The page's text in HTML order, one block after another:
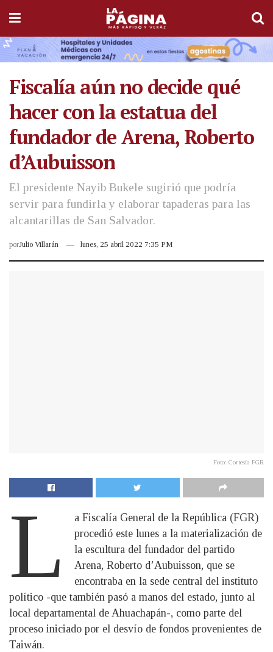
Fiscalía aún no decide qué
hacer con la estatua del
fundador de Arena, Roberto
d’Aubuisson
El presidente Nayib Bukele sugirió que podría
servir para fundirla y elaborar tapaderas para las
alcantarillas de San Salvador.
porJulio Villarán lunes, 25 abril 2022 7:35 PM
Foto: Cortesía FGR
L
a Fiscalía General de la República (FGR)
procedió este lunes a la materialización de
la escultura del fundador del partido
Arena, Roberto d’Aubuisson, que se
encontraba en la sede central del instituto
político -que también pasó a manos del estado, junto al
local departamental de Ahuachapán-, como parte del
proceso iniciado por el desvío de fondos provenientes de
Taiwán.